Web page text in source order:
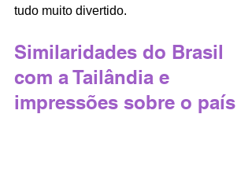
tudo muito divertido.
Similaridades do Brasil
com a Tailândia e
impressões sobre o país